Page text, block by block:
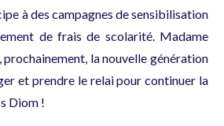
à des campagnes de sensibilisation
de frais de scolarité. Madame
prochainement, la nouvelle génération
et prendre le relai pour continuer la
Diom !